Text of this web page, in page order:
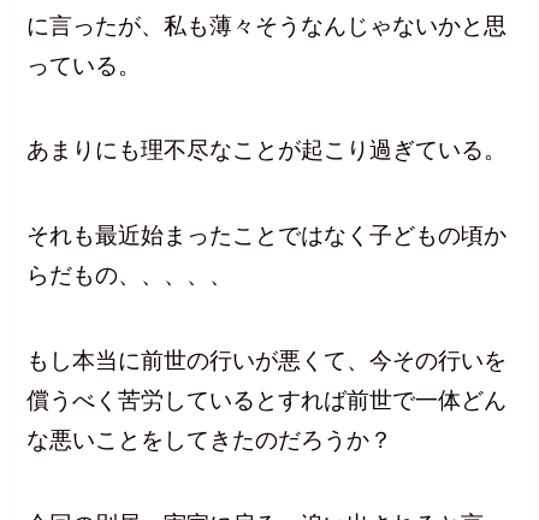
に言ったが、私も薄々そうなんじゃないかと思
っている。
あまりにも理不尽なことが起こり過ぎている。
それも最近始まったことではなく子どもの頃か
らだもの、、、、、
もし本当に前世の行いが悪くて、今その行いを
償うべく苦労しているとすれば前世で一体どん
な悪いことをしてきたのだろうか？